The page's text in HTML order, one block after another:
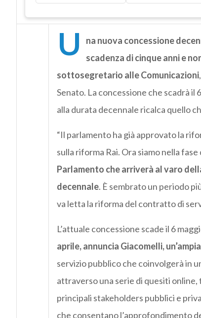
U
na nuova concessione
scadenza di cinque anni e
sottosegretario alle Comunicazioni
Senato. La concessione che scadrà il
alla durata decennale ricalca quello
“Il parlamento ha già approvato la
sulla riforma Rai. Ora siamo nella
Parlamento che arriverà al varo
decennale. È sembrato un periodo
va letta la riforma del contratto di
L’attuale concessione scade il 6
aprile, annuncia Giacomelli,
servizio pubblico che coinvolgerà in
attraverso una serie di quesiti
principali stakeholders pubblici e
che consentano l’approfondimento